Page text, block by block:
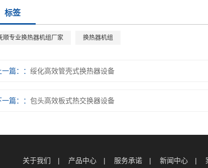
标签
顺专业换热器机组厂家 换热器机组
一篇： 绥化高效管壳式换热器设备
篇： 包头高效板式热交换器设备
关于我们 产品中心 服务承诺 新闻中心